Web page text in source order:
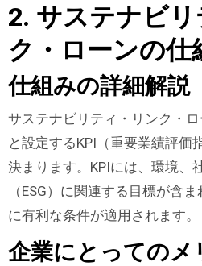
2. サステナビ
ク・ローンの仕
仕組みの詳細解説
サステナビリティ・リンク・
と設定するKPI（重要業績評価
決まります。KPIには、環境、
（ESG）に関連する目標が含
に有利な条件が適用されます。
企業にとってのメ